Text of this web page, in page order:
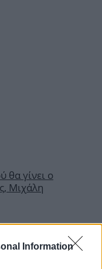
Information
θα γίνει ο
Μιχάλη